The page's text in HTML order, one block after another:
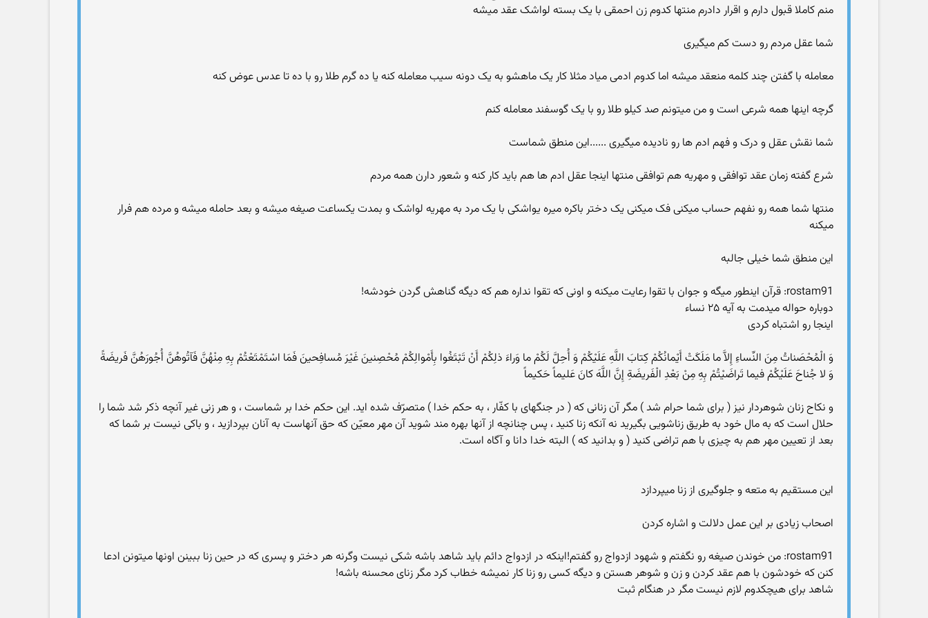
منم کاملا قبول دارم و اقرار دادرم منتها کدوم زن احمقی با یک بسته لواشک عقد میشه
شما عقل مردم رو دست کم میگیری
معامله با گفتن چند کلمه منعقد میشه اما کدوم ادمی میاد مثلا کار یک ماهشو به یک دونه سیب معامله کنه یا ده گرم طلا رو با ده تا عدس عوض کنه
گرچه اینها همه شرعی است و من میتونم صد کیلو طلا رو با یک گوسفند معامله کنم
شما نقش عقل و درک و فهم ادم ها رو نادیده میگیری ......این منطق شماست
شرع گفته زمان عقد توافقی و مهریه هم توافقی منتها اینجا عقل ادم ها هم باید کار کنه و شعور دارن همه مردم
منتها شما همه رو نفهم حساب میکنی فک میکنی یک دختر باکره میره یواشکی با یک مرد به مهریه لواشک و بمدت یکساعت صیغه میشه و بعد حامله میشه و مرده هم فرار
میکنه
این منطق شما خیلی جالبه
rostam91: قرآن اینطور میگه و جوان با تقوا رعایت میکنه و اونی که تقوا نداره هم که دیگه گناهش گردن خودشه!
دوباره حواله میدمت به آیه ۲۵ نساء
اینجا رو اشتباه کردی
وَ الْمُحْصَناتُ مِنَ النِّساءِ إِلاَّ ما مَلَکَتْ أَيْمانُکُمْ کِتابَ اللَّهِ عَلَيْکُمْ وَ أُحِلَّ لَکُمْ ما وَراءَ ذلِکُمْ أَنْ تَبْتَغُوا بِأَمْوالِکُمْ مُحْصِنينَ غَيْرَ مُسافِحينَ فَمَا اسْتَمْتَعْتُمْ بِهِ مِنْهُنَّ فَآتُوهُنَّ أُجُورَهُنَّ فَريضَةً
وَ لا جُناحَ عَلَيْکُمْ فيما تَراضَيْتُمْ بِهِ مِنْ بَعْدِ الْفَريضَةِ إِنَّ اللَّهَ کانَ عَليماً حَکيماً
و نکاح زنان شوهردار نیز ( برای شما حرام شد ) مگر آن زنانی که ( در جنگهای با کفّار ، به حکم خدا ) متصرّف شده اید. این حکم خدا بر شماست ، و هر زنی غیر آنچه ذکر شد شما را
حلال است که به مال خود به طریق زناشویی بگیرید نه آنکه زنا کنید ، پس چنانچه از آنها بهره مند شوید آن مهر معیّن که حق آنهاست به آنان بپردازید ، و باکی نیست بر شما که
بعد از تعیین مهر هم به چیزی با هم تراضی کنید ( و بدانید که ) البته خدا دانا و آگاه است.
این مستقیم به متعه و جلوگیری از زنا میپردازد
اصحاب زیادی بر این عمل دلالت و اشاره کردن
rostam91: من خوندن صیغه رو نگفتم و شهود ازدواج رو گفتم!اینکه در ازدواج دائم باید شاهد باشه شکی نیست وگرنه هر دختر و پسری که در حین زنا ببینن اونها میتونن ادعا
کنن که خودشون با هم عقد کردن و زن و شوهر هستن و دیگه کسی رو زنا کار نمیشه خطاب کرد مگر زنای محسنه باشه!
شاهد برای هیچکدوم لازم نیست مگر در هنگام ثبت